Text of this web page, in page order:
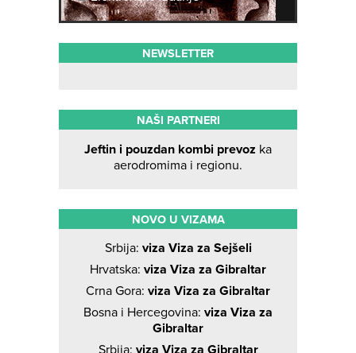
NEWSLETTER
NAŠI PARTNERI
Jeftin i pouzdan kombi prevoz ka
aerodromima i regionu.
NOVO U VIZAMA
Srbija: viza Viza za Sejšeli
Hrvatska: viza Viza za Gibraltar
Crna Gora: viza Viza za Gibraltar
Bosna i Hercegovina: viza Viza za
Gibraltar